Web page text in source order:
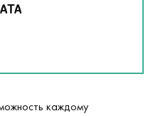
каждому